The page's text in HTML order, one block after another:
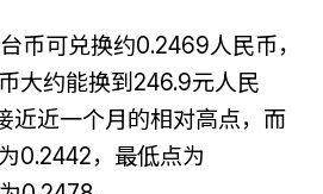
币可兑换约0.2469人民币，
大约能换到246.9元人民
近近一个月的相对高点，而
0.2442，最低点为